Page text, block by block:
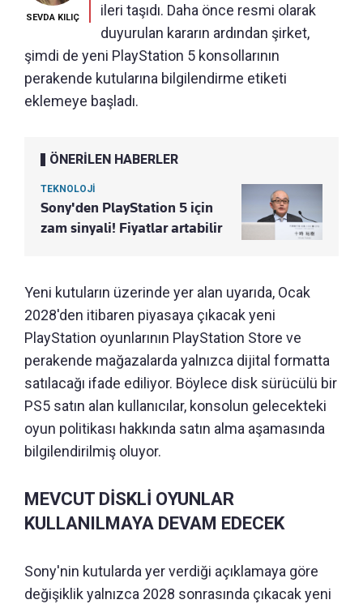
SEVDA KILIÇ
ileri taşıdı. Daha önce resmi olarak
duyurulan kararın ardından şirket,
şimdi de yeni PlayStation 5 konsollarının
perakende kutularına bilgilendirme etiketi
eklemeye başladı.
ÖNERİLEN HABERLER
TEKNOLOJİ
Sony'den PlayStation 5 için
zam sinyali! Fiyatlar artabilir
Yeni kutuların üzerinde yer alan uyarıda, Ocak
2028'den itibaren piyasaya çıkacak yeni
PlayStation oyunlarının PlayStation Store ve
perakende mağazalarda yalnızca dijital formatta
satılacağı ifade ediliyor. Böylece disk sürücülü bir
PS5 satın alan kullanıcılar, konsolun gelecekteki
oyun politikası hakkında satın alma aşamasında
bilgilendirilmiş oluyor.
MEVCUT DİSKLİ OYUNLAR
KULLANILMAYA DEVAM EDECEK
Sony'nin kutularda yer verdiği açıklamaya göre
değişiklik yalnızca 2028 sonrasında çıkacak yeni